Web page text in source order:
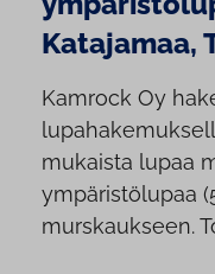
Katajamaa,
Kamrock Oy
mukaista lupaa
ympäristölupaa
murskaukseen.